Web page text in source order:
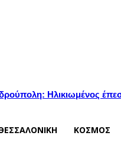
Ηλικιωμένος
ΚΟΣΜΟΣ